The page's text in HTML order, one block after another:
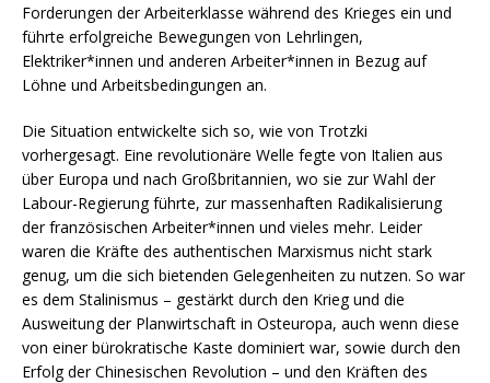
Forderungen der Arbeiterklasse während des Krieges ein und
führte erfolgreiche Bewegungen von Lehrlingen,
Elektriker*innen und anderen Arbeiter*innen in Bezug auf
Löhne und Arbeitsbedingungen an.
Die Situation entwickelte sich so, wie von Trotzki
vorhergesagt. Eine revolutionäre Welle fegte von Italien aus
über Europa und nach Großbritannien, wo sie zur Wahl der
Labour-Regierung führte, zur massenhaften Radikalisierung
der französischen Arbeiter*innen und vieles mehr. Leider
waren die Kräfte des authentischen Marxismus nicht stark
genug, um die sich bietenden Gelegenheiten zu nutzen. So war
es dem Stalinismus – gestärkt durch den Krieg und die
Ausweitung der Planwirtschaft in Osteuropa, auch wenn diese
von einer bürokratische Kaste dominiert war, sowie durch den
Erfolg der Chinesischen Revolution – und den Kräften des